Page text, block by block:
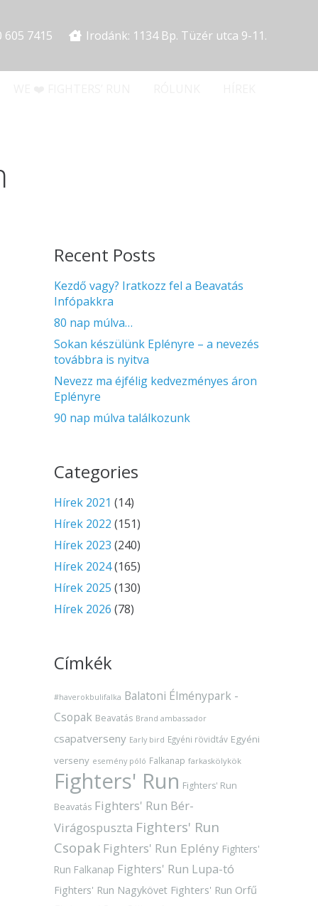
605 7415 Irodánk: 1134 Bp. Tüzér utca 9-11.
Recent Posts
Kezdő vagy? Iratkozz fel a Beavatás
Infópakkra
80 nap múlva…
Sokan készülünk Eplényre – a nevezés
továbbra is nyitva
Nevezz ma éjfélig kedvezményes áron
Eplényre
90 nap múlva találkozunk
Categories
Hírek 2021 (14)
Hírek 2022 (151)
Hírek 2023 (240)
Hírek 2024(165)
Hírek 2025 (130)
Hírek 2026 (78)
Címkék
#haverokbulifalka Balatoni Élménypark -
Csopak Beavatás Brand ambassador
csapatverseny Early bird Egyéni rövidtáv Egyéni
verseny esemény póló Falkanap farkaskölykök
Fighters' Run Fighters' Run
Beavatás Fighters' Run Bér-
Virágospuszta Fighters' Run
Csopak Fighters' Run Eplény Fighters'
Run Falkanap Fighters' Run Lupa-tó
Fighters' Run Nagykövet Fighters' Run Orfű